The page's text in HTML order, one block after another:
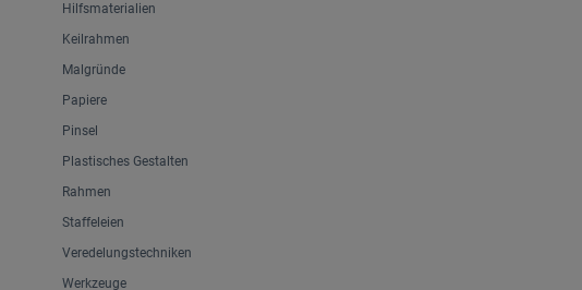
Hilfsmaterialien
Keilrahmen
Malgründe
Papiere
Pinsel
Plastisches Gestalten
Rahmen
Staffeleien
Veredelungstechniken
Werkzeuge